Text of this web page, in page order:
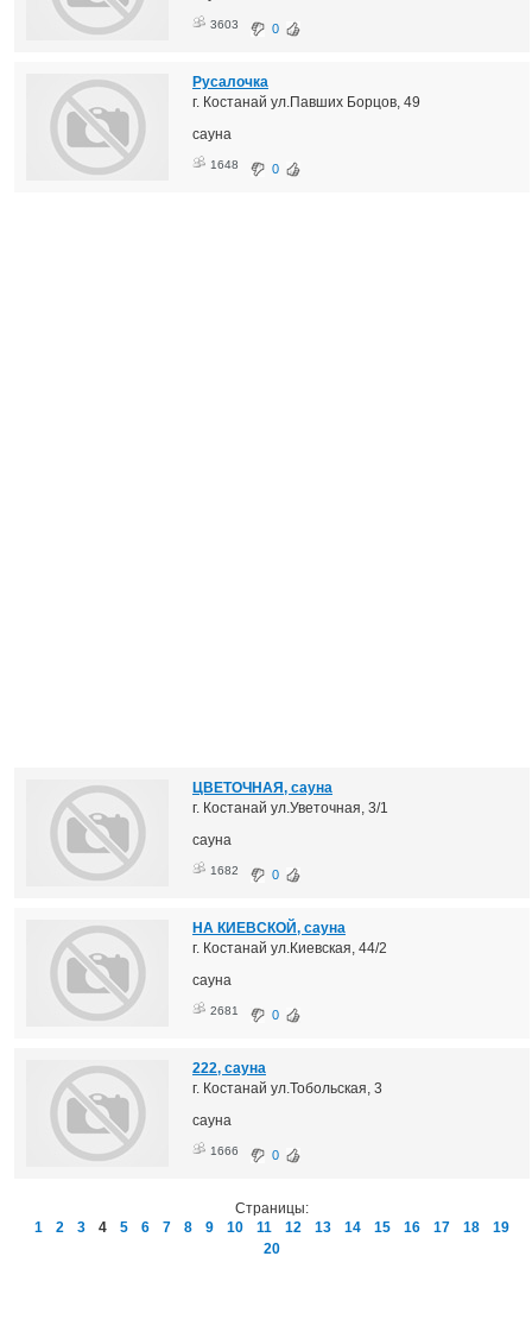
3603 0
Русалочка
г. Костанай ул.Павших Борцов, 49
сауна
1648 0
ЦВЕТОЧНАЯ, сауна
г. Костанай ул.Уветочная, 3/1
сауна
1682 0
НА КИЕВСКОЙ, сауна
г. Костанай ул.Киевская, 44/2
сауна
2681 0
222, сауна
г. Костанай ул.Тобольская, 3
сауна
1666 0
Страницы:
1
2 3 4 5 6 7 8 9 10 11 12 13 14 15 16 17 18
19
20